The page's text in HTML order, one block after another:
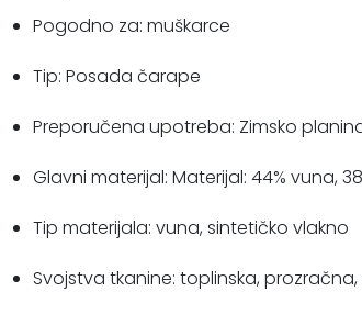
Pogodno za: muškarce
Tip: Posada čarape
Preporučena upotreba: Zimsko
Glavni materijal: Materijal: 44% vuna,
Tip materijala: vuna, sintetičko vlakno
Svojstva tkanine: toplinska,